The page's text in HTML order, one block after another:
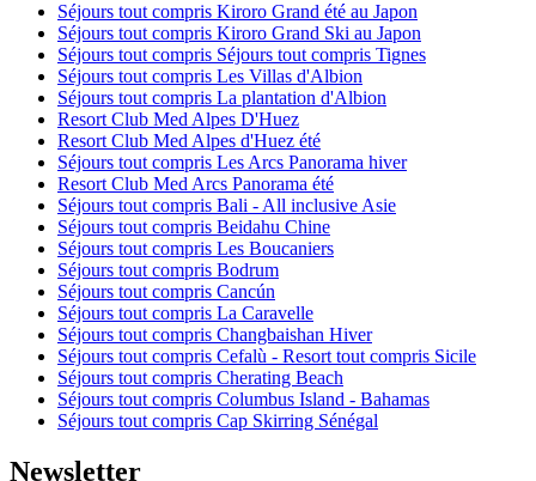
Séjours tout compris Kiroro Grand été au Japon
Séjours tout compris Kiroro Grand Ski au Japon
Séjours tout compris Séjours tout compris Tignes
Séjours tout compris Les Villas d'Albion
Séjours tout compris La plantation d'Albion
Resort Club Med Alpes D'Huez
Resort Club Med Alpes d'Huez été
Séjours tout compris Les Arcs Panorama hiver
Resort Club Med Arcs Panorama été
Séjours tout compris Bali - All inclusive Asie
Séjours tout compris Beidahu Chine
Séjours tout compris Les Boucaniers
Séjours tout compris Bodrum
Séjours tout compris Cancún
Séjours tout compris La Caravelle
Séjours tout compris Changbaishan Hiver
Séjours tout compris Cefalù - Resort tout compris Sicile
Séjours tout compris Cherating Beach
Séjours tout compris Columbus Island - Bahamas
Séjours tout compris Cap Skirring Sénégal
Newsletter